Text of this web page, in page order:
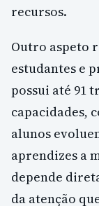
recursos.
Outro aspeto
estudantes e
possui até 91
capacidades,
alunos
aprendizes a
depende
da atenção